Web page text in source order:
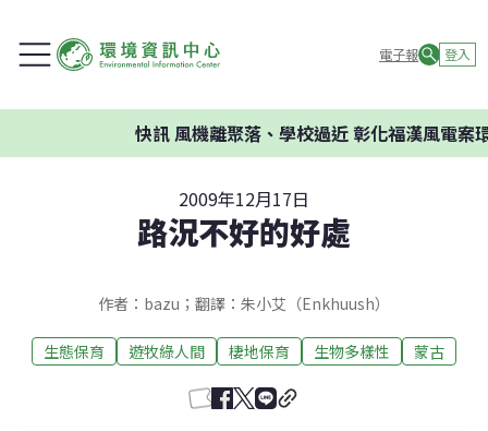
電子報 登入
快訊風機離聚落、學校過近 彰化福漢風電案環
2009年12月17日
路況不好的好處
作者：bazu；翻譯：朱小艾（Enkhuush）
生態保育 遊牧綠人間 棲地保育 生物多樣性 蒙古